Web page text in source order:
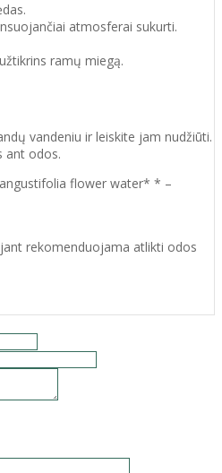
atmosferai sukurti.
ramų miegą.
vandeniu ir leiskite jam nudžiūti.
ant odos.
flower water* * –
rekomenduojama atlikti odos